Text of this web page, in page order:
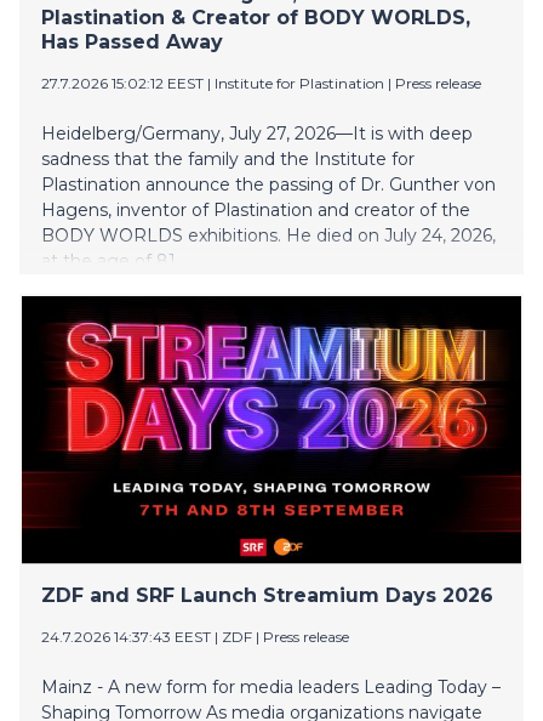
suhteellisen vähäinenkin hiilen hinnan nousu johtaisi
hiilen tarjonnan huomattavaan kasvuun.
Plastination & Creator of BODY WORLDS,
Has Passed Away
27.7.2026 15:02:12 EEST | Institute for Plastination | Press release
Heidelberg/Germany, July 27, 2026—It is with deep
sadness that the family and the Institute for
Plastination announce the passing of Dr. Gunther von
Hagens, inventor of Plastination and creator of the
BODY WORLDS exhibitions. He died on July 24, 2026,
at the age of 81.
ZDF and SRF Launch Streamium Days 2026
24.7.2026 14:37:43 EEST | ZDF | Press release
Mainz - A new form for media leaders Leading Today –
Shaping Tomorrow As media organizations navigate